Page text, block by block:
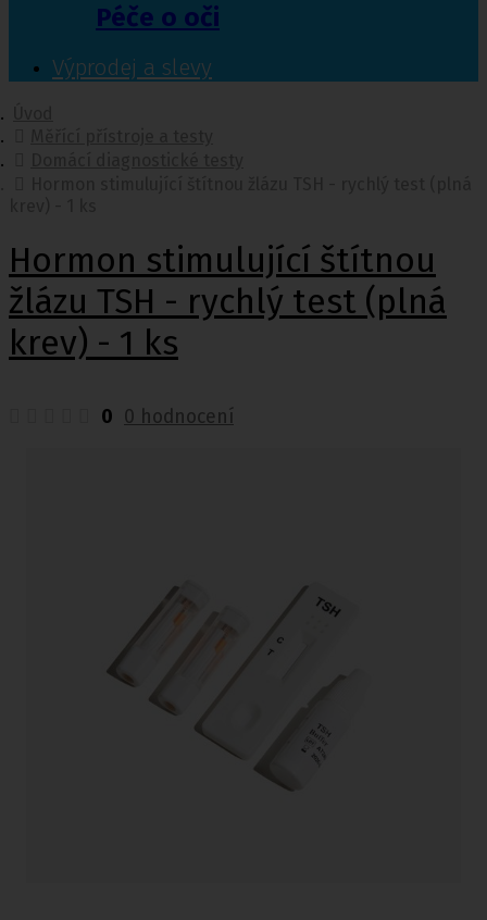
Péče o oči
Výprodej a slevy
Hormon stimulující štítnou
žlázu TSH - rychlý test (plná
krev) - 1 ks
0 0 hodnocení